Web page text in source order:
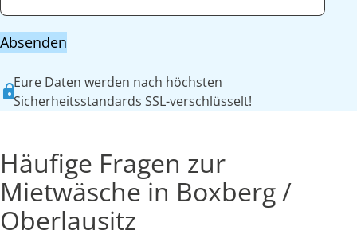
Absenden
Eure Daten werden nach höchsten
Sicherheitsstandards SSL-verschlüsselt!
Häufige Fragen zur
Mietwäsche in Boxberg /
Oberlausitz